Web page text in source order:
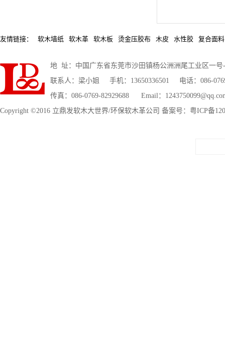
友情链接： 软木墙纸 软木革 软木板 烫金压胶布 木皮 水性胶 复合面料
地 址：中国广东省东莞市沙田镇杨公洲洲尾工业区一号
联系人：梁小姐 手机：13650336501 电话：086-
传真：086-0769-82929688 Email：
Copyright ©2016 立鼎发软木大世界/环保软木革公司 备案号：粤ICP备